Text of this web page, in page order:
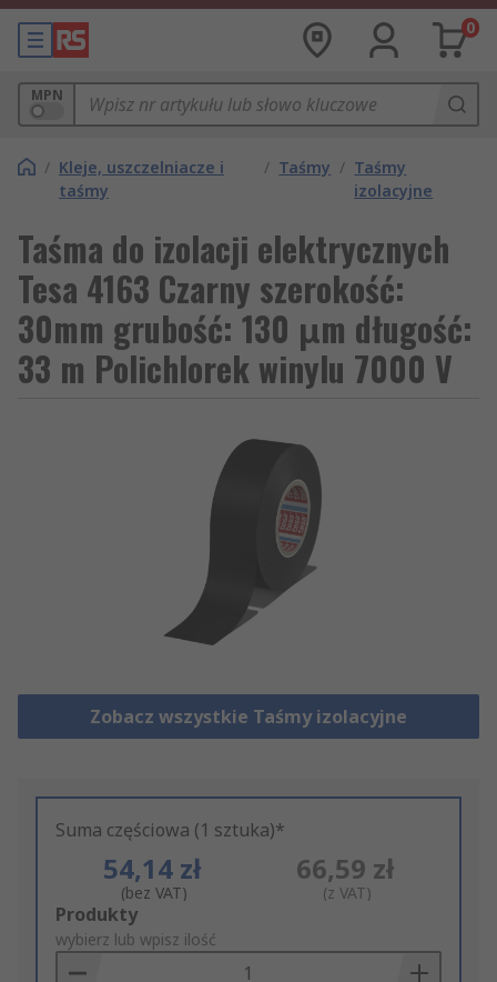
0
MPN
/ Kleje, uszczelniacze i
taśmy
/ Taśmy / Taśmy
izolacyjne
Taśma do izolacji elektrycznych
Tesa 4163 Czarny szerokość:
30mm grubość: 130 μm długość:
33 m Polichlorek winylu 7000 V
Zobacz wszystkie Taśmy izolacyjne
Suma częściowa (1 sztuka)*
54,14 zł
(bez VAT)
66,59 zł
(z VAT)
Add
to
Basket
Produkty
wybierz lub wpisz ilość